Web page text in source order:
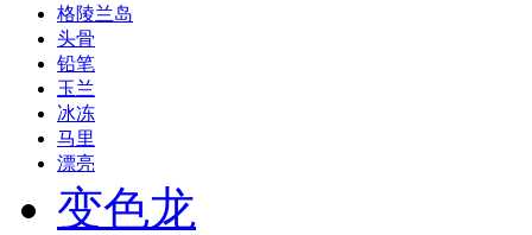
格陵兰岛
头骨
铅笔
玉兰
冰冻
马里
漂亮
变色龙